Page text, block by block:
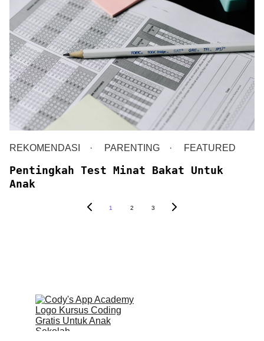
REKOMENDASI PARENTING FEATURED
Pentingkah Test Minat Bakat Untuk
Anak
1 2 3